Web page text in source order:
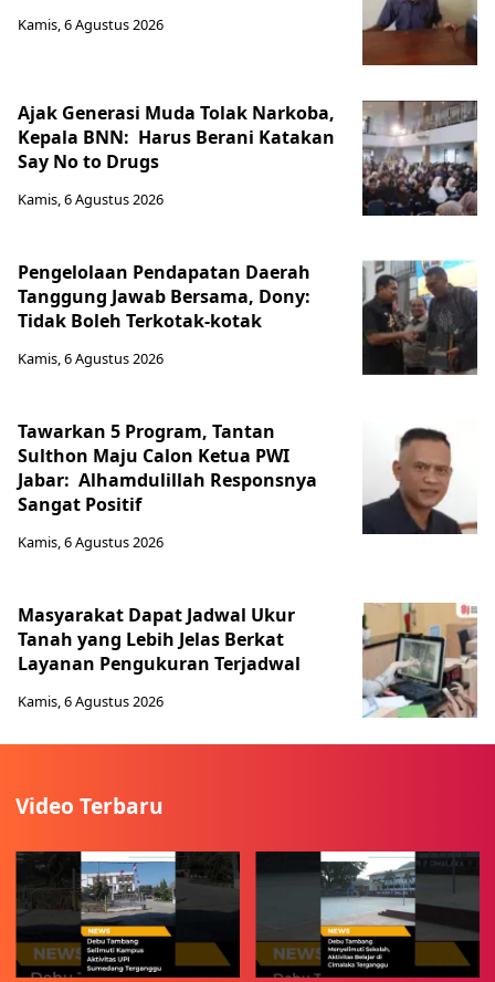
Kamis, 6 Agustus 2026
Ajak Generasi Muda Tolak Narkoba,
Kepala BNN: Harus Berani Katakan
Say No to Drugs
Kamis, 6 Agustus 2026
Pengelolaan Pendapatan Daerah
Tanggung Jawab Bersama, Dony:
Tidak Boleh Terkotak-kotak
Kamis, 6 Agustus 2026
Tawarkan 5 Program, Tantan
Sulthon Maju Calon Ketua PWI
Jabar: Alhamdulillah Responsnya
Sangat Positif
Kamis, 6 Agustus 2026
Masyarakat Dapat Jadwal Ukur
Tanah yang Lebih Jelas Berkat
Layanan Pengukuran Terjadwal
Kamis, 6 Agustus 2026
Video Terbaru